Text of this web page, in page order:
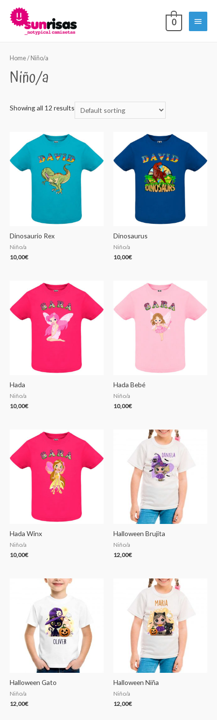
contenido
Menú
0
Home/ Niño/a
Niño/a
Showing all 12 results
Dinosaurio Rex
Niño/a
10,00€
Dinosaurus
Niño/a
10,00€
Hada
Niño/a
10,00€
Hada Bebé
Niño/a
10,00€
Hada Winx
Niño/a
10,00€
Halloween Brujita
Niño/a
12,00€
Halloween Gato
Niño/a
12,00€
Halloween Niña
Niño/a
12,00€